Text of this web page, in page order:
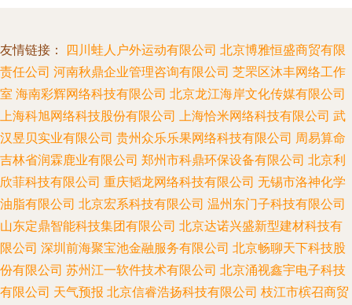
友情链接： 四川蛙人户外运动有限公司 北京博雅恒盛商贸有限
责任公司 河南秋鼎企业管理咨询有限公司 芝罘区沐丰网络工作
室 海南彩辉网络科技有限公司 北京龙江海岸文化传媒有限公司
上海科旭网络科技股份有限公司
上海恰米网络科技有限公司 武
汉昱贝实业有限公司 贵州众乐乐果网络科技有限公司 周易算命
吉林省润霖鹿业有限公司 郑州市科鼎环保设备有限公司 北京利
欣菲科技有限公司 重庆韬龙网络科技有限公司 无锡市洛神化学
油脂有限公司 北京宏系科技有限公司 温州东门子科技有限公司
山东定鼎智能科技集团有限公司 北京达诺兴盛新型建材科技有
限公司 深圳前海聚宝池金融服务有限公司 北京畅聊天下科技股
份有限公司 苏州江一软件技术有限公司 北京涌视鑫宇电子科技
有限公司 天气预报 北京信睿浩扬科技有限公司 枝江市槟召商贸